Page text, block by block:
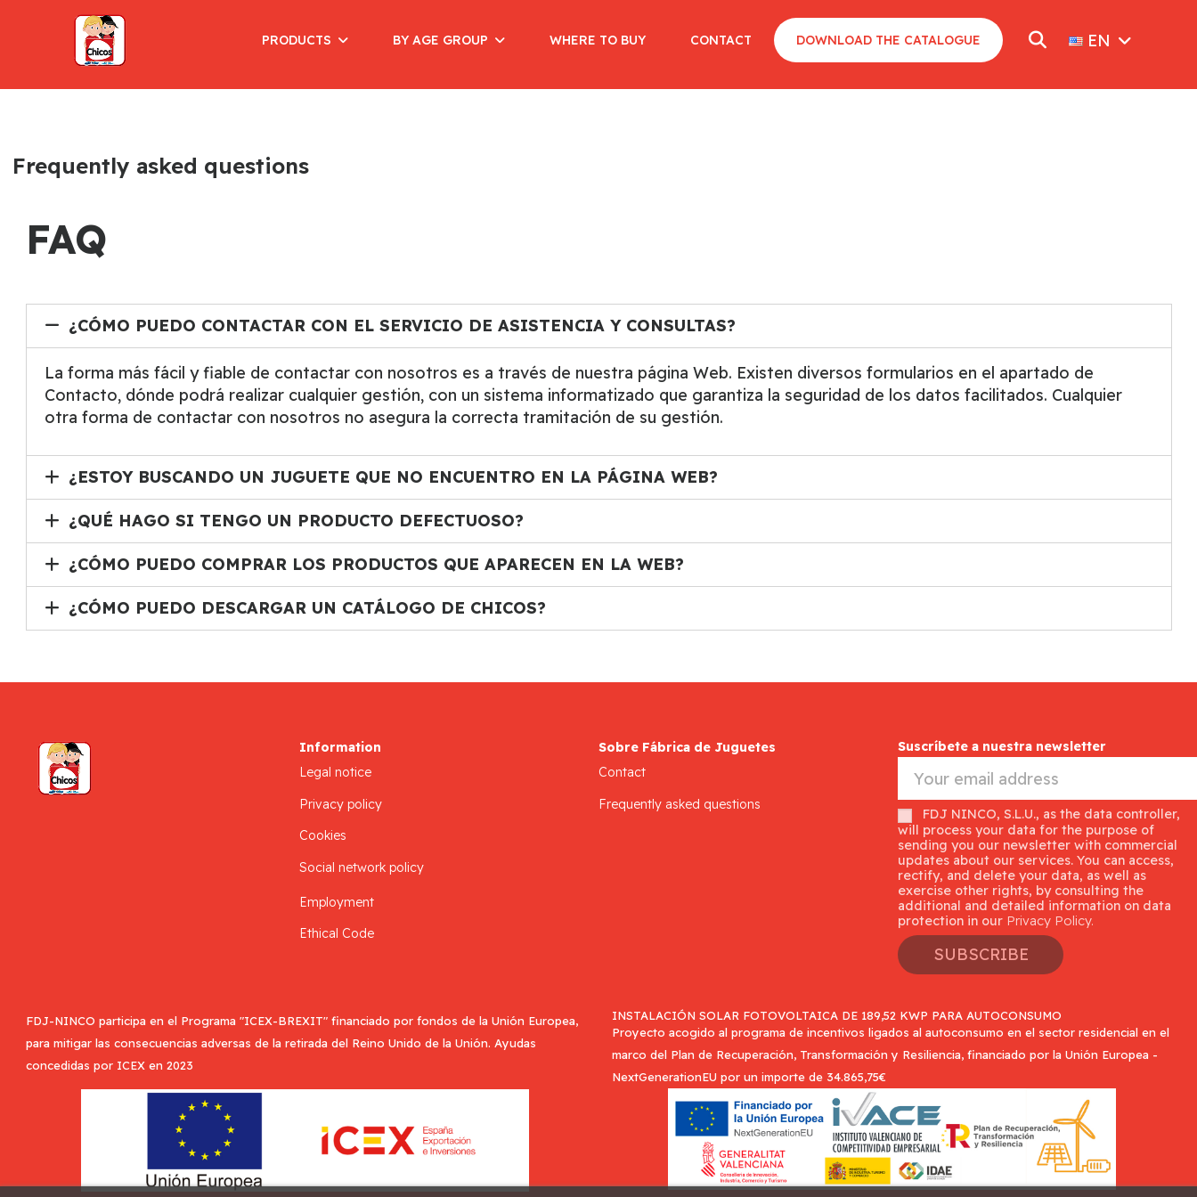
PRODUCTS BY AGE GROUP WHERE TO BUY CONTACT DOWNLOAD THE CATALOGUE EN
Frequently asked questions
FAQ
¿CÓMO PUEDO CONTACTAR CON EL SERVICIO DE ASISTENCIA Y CONSULTAS?
La forma más fácil y fiable de contactar con nosotros es a través de nuestra página Web. Existen diversos formularios en el apartado de
Contacto, dónde podrá realizar cualquier gestión, con un sistema informatizado que garantiza la seguridad de los datos facilitados. Cualquier
otra forma de contactar con nosotros no asegura la correcta tramitación de su gestión.
¿ESTOY BUSCANDO UN JUGUETE QUE NO ENCUENTRO EN LA PÁGINA WEB?
¿QUÉ HAGO SI TENGO UN PRODUCTO DEFECTUOSO?
¿CÓMO PUEDO COMPRAR LOS PRODUCTOS QUE APARECEN EN LA WEB?
¿CÓMO PUEDO DESCARGAR UN CATÁLOGO DE CHICOS?
Information
Legal notice
Privacy policy
Cookies
Social network policy
Employment
Ethical Code
Sobre Fábrica de Juguetes
Contact
Frequently asked questions
Suscríbete a nuestra newsletter
FDJ NINCO, S.L.U., as the data controller,
will process your data for the purpose of
sending you our newsletter with commercial
updates about our services. You can access,
rectify, and delete your data, as well as
exercise other rights, by consulting the
additional and detailed information on data
protection in our Privacy Policy.
SUBSCRIBE
FDJ-NINCO participa en el Programa "ICEX-BREXIT" financiado por fondos de la Unión Europea,
para mitigar las consecuencias adversas de la retirada del Reino Unido de la Unión. Ayudas
concedidas por ICEX en 2023
INSTALACIÓN SOLAR FOTOVOLTAICA DE 189,52 KWP PARA AUTOCONSUMO
Proyecto acogido al programa de incentivos ligados al autoconsumo en el sector residencial en el
marco del Plan de Recuperación, Transformación y Resiliencia, financiado por la Unión Europea -
NextGenerationEU por un importe de 34.865,75€